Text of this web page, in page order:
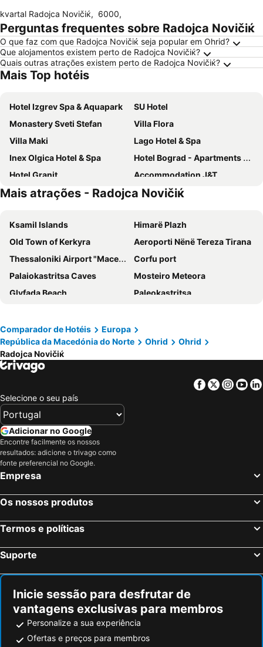
kvartal Rаdoјcа Novičiќ, 6000,
Perguntas frequentes sobre Rаdoјcа Novičiќ
O que faz com que Rаdoјcа Novičiќ seja popular em Ohrid?
Que alojamentos existem perto de Rаdoјcа Novičiќ?
Quais outras atrações existem perto de Rаdoјcа Novičiќ?
Mais Top hotéis
Hotel Izgrev Spa & Aquapark
SU Hotel
Monastery Sveti Stefan
Villa Flora
Villa Maki
Lago Hotel & Spa
Inex Olgica Hotel & Spa
Hotel Bograd - Apartments & Lounge Station
Hotel Granit
Accommodation J&T
Boutique Villa Arte
Hotel Pela
Hotel Makpetrol Struga
Hotel Montenegro
Villa Kotlar
Hotel Cingo
Mais atrações - Rаdoјcа Novičiќ
Ksamil Islands
Himarë Plazh
Old Town of Kerkyra
Aeroporti Nënë Tereza Tirana
Thessaloniki Airport "Macedonia"
Corfu port
Palaiokastritsa Caves
Mosteiro Meteora
Glyfada Beach
Paleokastritsa
La Grotta
Mon Repos
Meteora Art
Dassia
Porto
Thessaloniki International Exhibition Centre
Thesaloniki Port
Aeroporto de Podgorica
Barbati
Agios Gordis
Ipsos
White Tower
Porto Palermo
Egnatia street
International Fair of Thessaloniki
Lake Ohrid
Pozar
Edessa Falls
Ada Bojana
Markov konak
Butrint
Sidari
Spianada
Comparador de Hotéis
Europa
República da Macedónia do Norte
Ohrid
Ohrid
Rаdoјcа Novičiќ
Facebook
Twitter
Selecione o seu país
Adicionar no Google
Encontre facilmente os nossos
resultados: adicione o trivago como
fonte preferencial no Google.
Empresa
Os nossos produtos
Termos e políticas
Suporte
Inicie sessão para desfrutar de
vantagens exclusivas para membros
Personalize a sua experiência
Ofertas e preços para membros